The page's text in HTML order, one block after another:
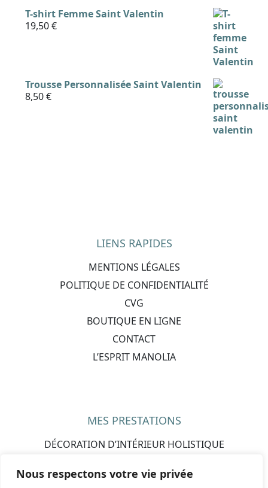
Nous respectons votre vie privée
T-shirt Femme Saint Valentin
19,50€
Trousse Personnalisée Saint Valentin
8,50€
LIENS RAPIDES
MENTIONS LÉGALES
POLITIQUE DE CONFIDENTIALITÉ
CVG
BOUTIQUE EN LIGNE
CONTACT
L’ESPRIT MANOLIA
MES PRESTATIONS
DÉCORATION D’INTÉRIEUR HOLISTIQUE
IDÉES CADEAUX PAR OCCASION